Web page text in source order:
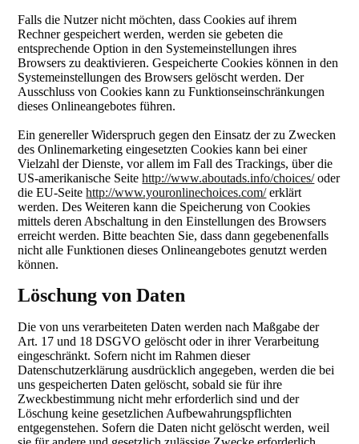
Falls die Nutzer nicht möchten, dass Cookies auf ihrem
Rechner gespeichert werden, werden sie gebeten die
entsprechende Option in den Systemeinstellungen ihres
Browsers zu deaktivieren. Gespeicherte Cookies können in den
Systemeinstellungen des Browsers gelöscht werden. Der
Ausschluss von Cookies kann zu Funktionseinschränkungen
dieses Onlineangebotes führen.
Ein genereller Widerspruch gegen den Einsatz der zu Zwecken
des Onlinemarketing eingesetzten Cookies kann bei einer
Vielzahl der Dienste, vor allem im Fall des Trackings, über die
US-amerikanische Seitehttp://www.aboutads.info/choices/oder
die EU-Seitehttp://www.youronlinechoices.com/erklärt
werden. Des Weiteren kann die Speicherung von Cookies
mittels deren Abschaltung in den Einstellungen des Browsers
erreicht werden. Bitte beachten Sie, dass dann gegebenenfalls
nicht alle Funktionen dieses Onlineangebotes genutzt werden
können.
Löschung von Daten
Die von uns verarbeiteten Daten werden nach Maßgabe der
Art. 17 und 18 DSGVO gelöscht oder in ihrer Verarbeitung
eingeschränkt. Sofern nicht im Rahmen dieser
Datenschutzerklärung ausdrücklich angegeben, werden die bei
uns gespeicherten Daten gelöscht, sobald sie für ihre
Zweckbestimmung nicht mehr erforderlich sind und der
Löschung keine gesetzlichen Aufbewahrungspflichten
entgegenstehen. Sofern die Daten nicht gelöscht werden, weil